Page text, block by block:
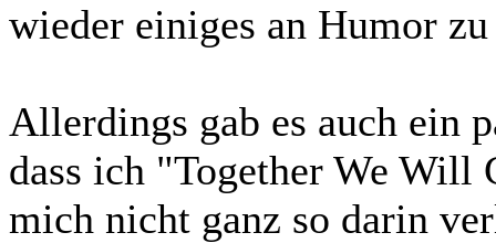
wieder einiges an Humor
Allerdings gab es auch ein
dass ich "Together We
mich nicht ganz so darin